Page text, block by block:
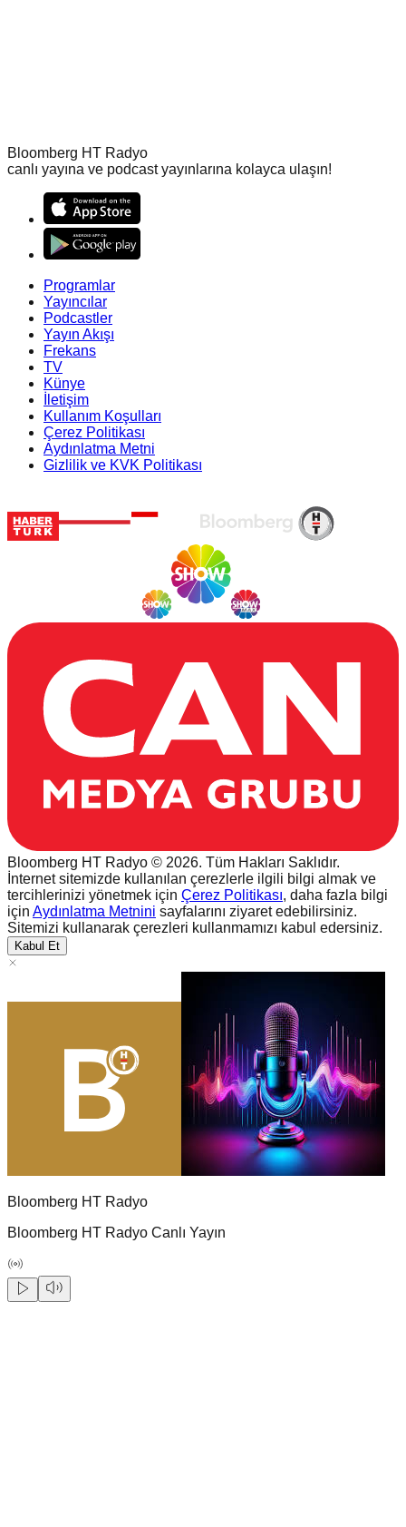
Bloomberg HT Radyo
canlı yayına ve podcast yayınlarına kolayca ulaşın!
Programlar
Yayıncılar
Podcastler
Yayın Akışı
Frekans
TV
Künye
İletişim
Kullanım Koşulları
Çerez Politikası
Aydınlatma Metni
Gizlilik ve KVK Politikası
Bloomberg HT Radyo © 2026. Tüm Hakları Saklıdır.
İnternet sitemizde kullanılan çerezlerle ilgili bilgi almak ve
tercihlerinizi yönetmek için Çerez Politikası, daha fazla bilgi
için Aydınlatma Metnini sayfalarını ziyaret edebilirsiniz.
Sitemizi kullanarak çerezleri kullanmamızı kabul edersiniz.
Kabul Et
Bloomberg HT Radyo
Bloomberg HT Radyo Canlı Yayın